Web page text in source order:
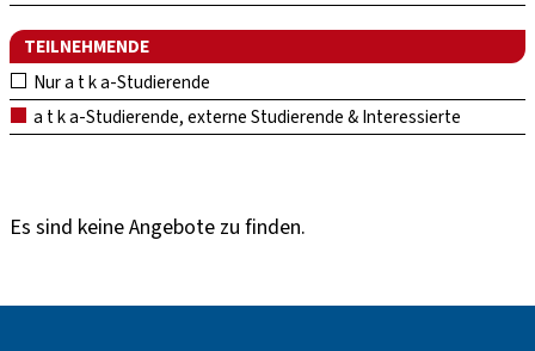
TEILNEHMENDE
Nur a t k a-Studierende
a t k a-Studierende, externe Studierende & Interessierte
Es sind keine Angebote zu finden.